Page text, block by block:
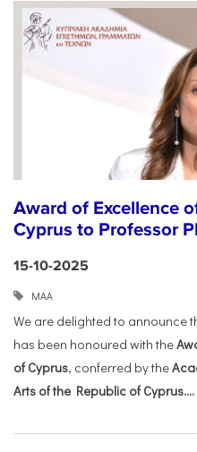
Award of Excellence
Cyprus to Professor
15-10-2025
ΜΑΑ
We are delighted to announce
has been honoured with the
of Cyprus, conferred by the
Arts of the Republic of Cyprus....